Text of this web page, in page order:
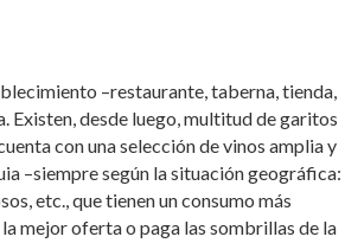
–restaurante, taberna, tienda,
Existen, desde luego, multitud de garitos
con una selección de vinos amplia y
–siempre según la situación geográfica:
etc., que tienen un consumo más
mejor oferta o paga las sombrillas de la